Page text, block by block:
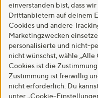
einverstanden bist, dass
Drittanbietern auf deinem
Cookies und andere
Marketingzwecken
personalisierte und nicht-
nicht wünschst, wähle
Cookies ist die
Zustimmung ist freiwillig
nicht erforderlich. Du
unter „Cookie-